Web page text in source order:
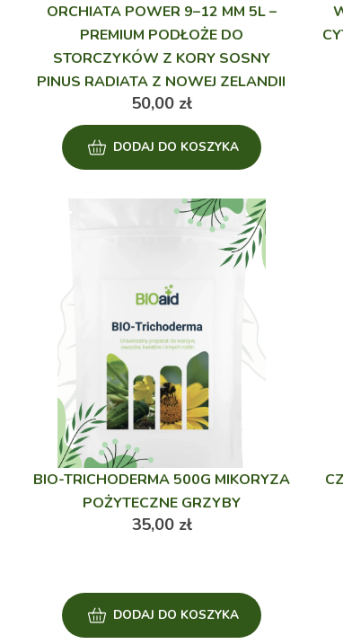
ORCHIATA POWER 9–12 MM 5L –
PREMIUM PODŁOŻE DO
STORCZYKÓW Z KORY SOSNY
PINUS RADIATA Z NOWEJ ZELANDII
50,00 zł
DODAJ DO KOSZYKA
BIO-TRICHODERMA 500G MIKORYZA
POŻYTECZNE GRZYBY
35,00 zł
DODAJ DO KOSZYKA